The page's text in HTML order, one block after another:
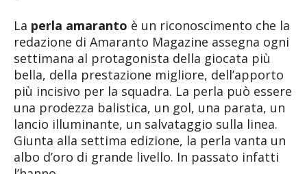
La perla amaranto è un riconoscimento che la
redazione di Amaranto Magazine assegna ogni
settimana al protagonista della giocata più
bella, della prestazione migliore, dell’apporto
più incisivo per la squadra. La perla può essere
una prodezza balistica, un gol, una parata, un
lancio illuminante, un salvataggio sulla linea.
Giunta alla settima edizione, la perla vanta un
albo d’oro di grande livello. In passato infatti